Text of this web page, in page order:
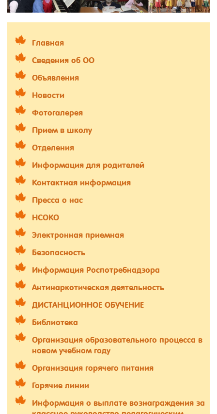
Главная
Сведения об ОО
Объявления
Новости
Фотогалерея
Прием в школу
Отделения
Информация для родителей
Контактная информация
Пресса о нас
НСОКО
Электронная приемная
Безопасность
Информация Роспотребнадзора
Антинаркотическая деятельность
ДИСТАНЦИОННОЕ ОБУЧЕНИЕ
Библиотека
Организация образовательного процесса в
новом учебном году
Организация горячего питания
Горячие линии
Информация о выплате вознаграждения за